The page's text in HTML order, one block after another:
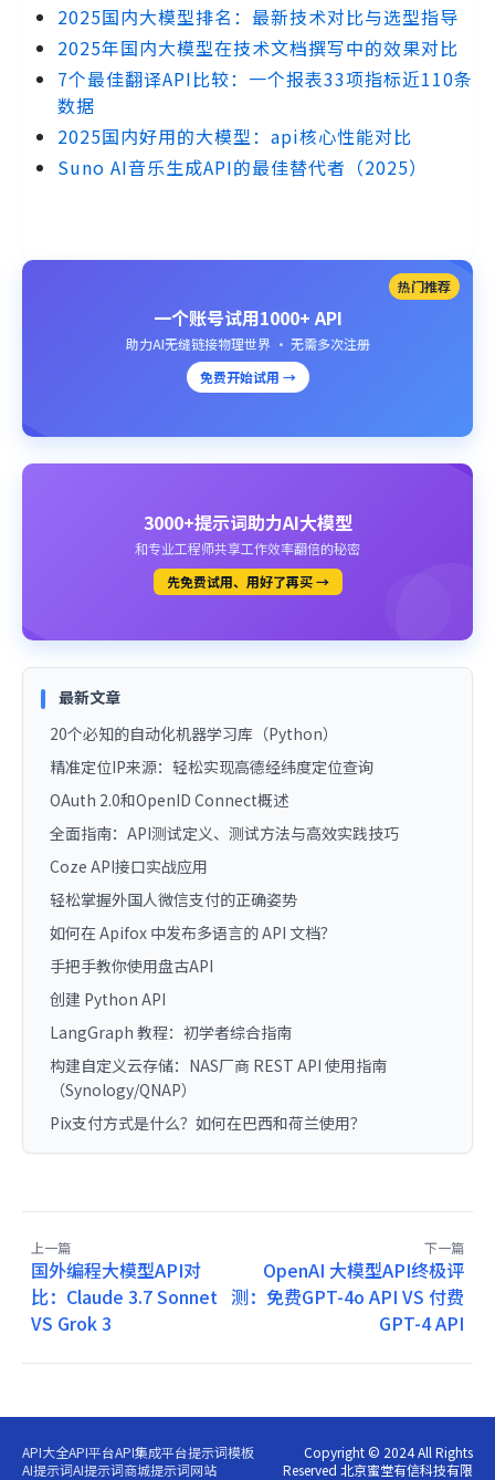
2025国内大模型排名：最新技术对比与选型指导
2025年国内大模型在技术文档撰写中的效果对比
7个最佳翻译API比较：一个报表33项指标近110条
数据
2025国内好用的大模型：api核心性能对比
Suno AI音乐生成API的最佳替代者（2025）
热门推荐
一个账号试用1000+ API
助力AI无缝链接物理世界 · 无需多次注册
免费开始试用 →
3000+提示词助力AI大模型
和专业工程师共享工作效率翻倍的秘密
先免费试用、用好了再买 →
最新文章
20个必知的自动化机器学习库（Python）
精准定位IP来源：轻松实现高德经纬度定位查询
OAuth 2.0和OpenID Connect概述
全面指南：API测试定义、测试方法与高效实践技巧
Coze API接口实战应用
轻松掌握外国人微信支付的正确姿势
如何在 Apifox 中发布多语言的 API 文档？
手把手教你使用盘古API
创建 Python API
LangGraph 教程：初学者综合指南
构建自定义云存储：NAS厂商 REST API 使用指南
（Synology/QNAP）
Pix支付方式是什么？如何在巴西和荷兰使用？
上一篇
国外编程大模型API对
比：Claude 3.7 Sonnet
VS Grok 3
下一篇
OpenAI 大模型API终极评
测：免费GPT-4o API VS 付费
GPT-4 API
API大全API平台API集成平台提示词模板
AI提示词AI提示词商城提示词网站
Copyright © 2024 All Rights
Reserved 北京蜜堂有信科技有限